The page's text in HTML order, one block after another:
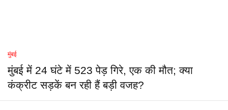
मुंबई
मुंबई में 24 घंटे में 523 पेड़ गिरे, एक की मौत; क्या
कंक्रीट सड़कें बन रही हैं बड़ी वजह?